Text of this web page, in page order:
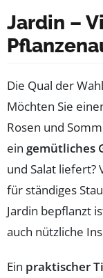
Jardin –
Die Qual der
Möchten Sie
Rosen und
ein gemütliches
und Salat liefert?
für ständiges
Jardin bepflanzt
auch nützliche
Ein praktischer